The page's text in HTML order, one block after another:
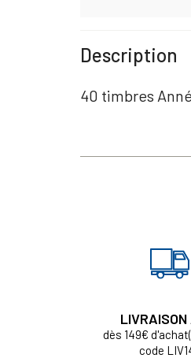
Description
40 timbres
dès 149€
code